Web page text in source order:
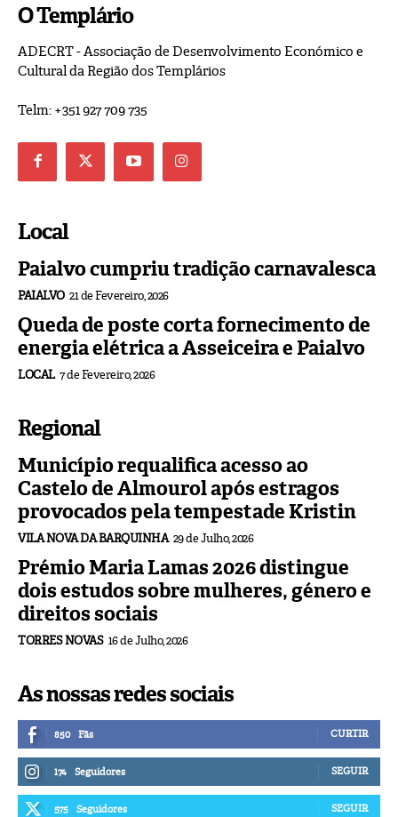
O Templário
ADECRT - Associação de Desenvolvimento Económico e
Cultural da Região dos Templários
Telm: +351 927 709 735
Local
Paialvo cumpriu tradição carnavalesca
PAIALVO 21 de Fevereiro, 2026
Queda de poste corta fornecimento de
energia elétrica a Asseiceira e Paialvo
LOCAL 7 de Fevereiro, 2026
Regional
Município requalifica acesso ao
Castelo de Almourol após estragos
provocados pela tempestade Kristin
VILA NOVA DA BARQUINHA 29 de Julho, 2026
Prémio Maria Lamas 2026 distingue
dois estudos sobre mulheres, género e
direitos sociais
TORRES NOVAS 16 de Julho, 2026
As nossas redes sociais
850 Fãs CURTIR
174 Seguidores SEGUIR
575 Seguidores SEGUIR